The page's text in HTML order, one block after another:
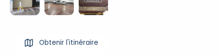
Obtenir l'itinéraire